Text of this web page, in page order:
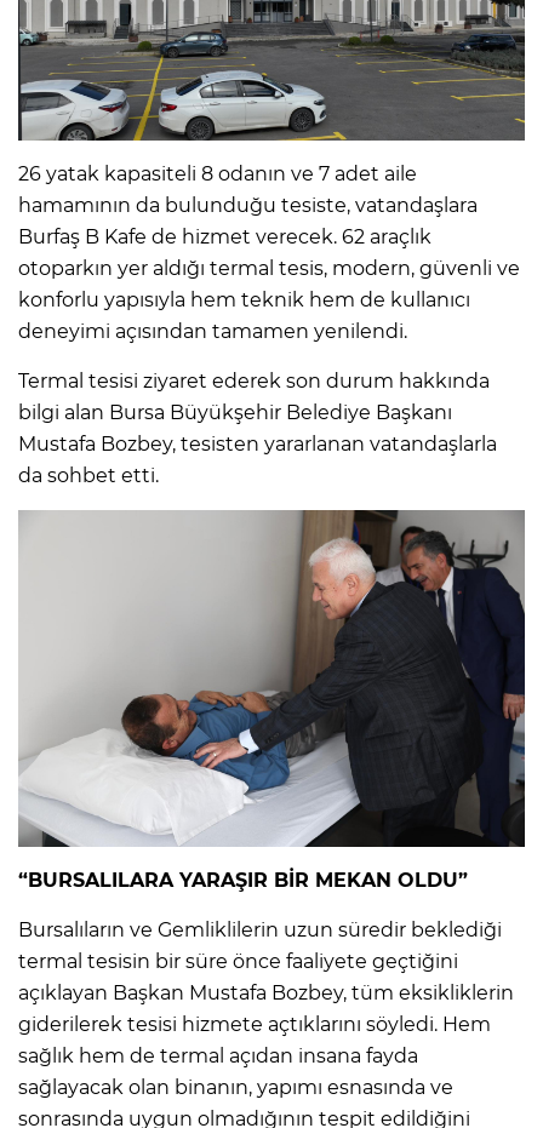
26 yatak kapasiteli 8 odanın ve 7 adet aile
hamamının da bulunduğu tesiste, vatandaşlara
Burfaş B Kafe de hizmet verecek. 62 araçlık
otoparkın yer aldığı termal tesis, modern, güvenli ve
konforlu yapısıyla hem teknik hem de kullanıcı
deneyimi açısından tamamen yenilendi.
Termal tesisi ziyaret ederek son durum hakkında
bilgi alan Bursa Büyükşehir Belediye Başkanı
Mustafa Bozbey, tesisten yararlanan vatandaşlarla
da sohbet etti.
“BURSALILARA YARAŞIR BİR MEKAN OLDU”
Bursalıların ve Gemliklilerin uzun süredir beklediği
termal tesisin bir süre önce faaliyete geçtiğini
açıklayan Başkan Mustafa Bozbey, tüm eksikliklerin
giderilerek tesisi hizmete açtıklarını söyledi. Hem
sağlık hem de termal açıdan insana fayda
sağlayacak olan binanın, yapımı esnasında ve
sonrasında uygun olmadığının tespit edildiğini